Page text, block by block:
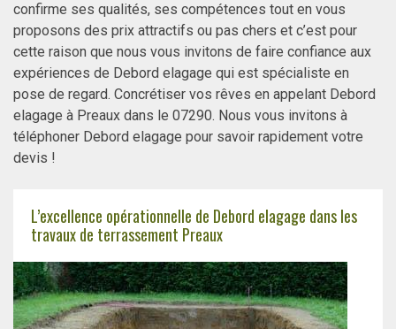
confirme ses qualités, ses compétences tout en vous
proposons des prix attractifs ou pas chers et c’est pour
cette raison que nous vous invitons de faire confiance aux
expériences de Debord elagage qui est spécialiste en
pose de regard. Concrétiser vos rêves en appelant Debord
elagage à Preaux dans le 07290. Nous vous invitons à
téléphoner Debord elagage pour savoir rapidement votre
devis !
L’excellence opérationnelle de Debord elagage dans les
travaux de terrassement Preaux